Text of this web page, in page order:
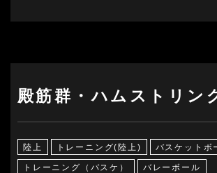
殿筋群・ハムストリン
陸上 トレーニング(陸上) バスケットボ
トレーニング（バスケ） バレーボール